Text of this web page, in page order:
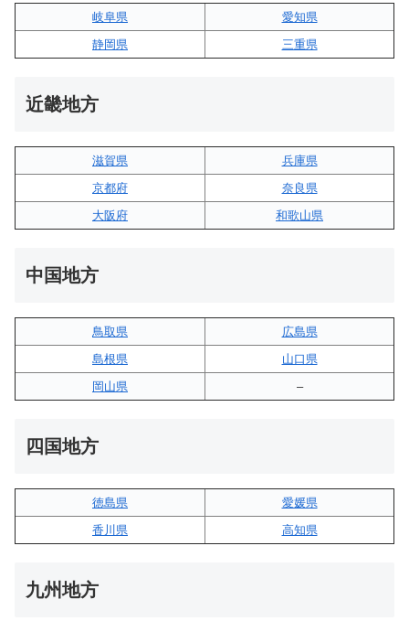
岐阜県
愛知県
静岡県
三重県
近畿地方
滋賀県
兵庫県
京都府
奈良県
大阪府
和歌山県
中国地方
鳥取県
広島県
島根県
山口県
岡山県
–
四国地方
徳島県
愛媛県
香川県
高知県
九州地方